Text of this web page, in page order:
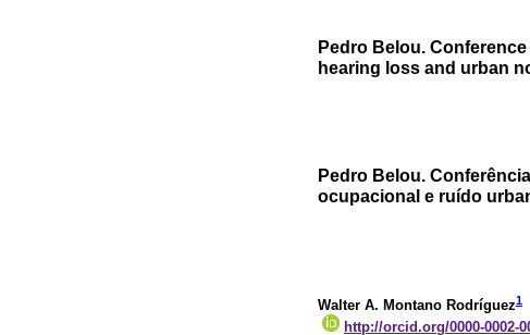
Pedro Belou.
hearing loss and urban
Pedro Belou.
ocupacional e ruído
Walter A. Montano Rodríguez1
http://orcid.org/0000-0002-